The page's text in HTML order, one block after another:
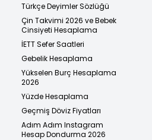
Türkçe Deyimler Sözlüğü
Çin Takvimi 2026 ve Bebek
Cinsiyeti Hesaplama
İETT Sefer Saatleri
Gebelik Hesaplama
Yükselen Burç Hesaplama
2026
Yüzde Hesaplama
Geçmiş Döviz Fiyatları
Adım Adım Instagram
Hesap Dondurma 2026